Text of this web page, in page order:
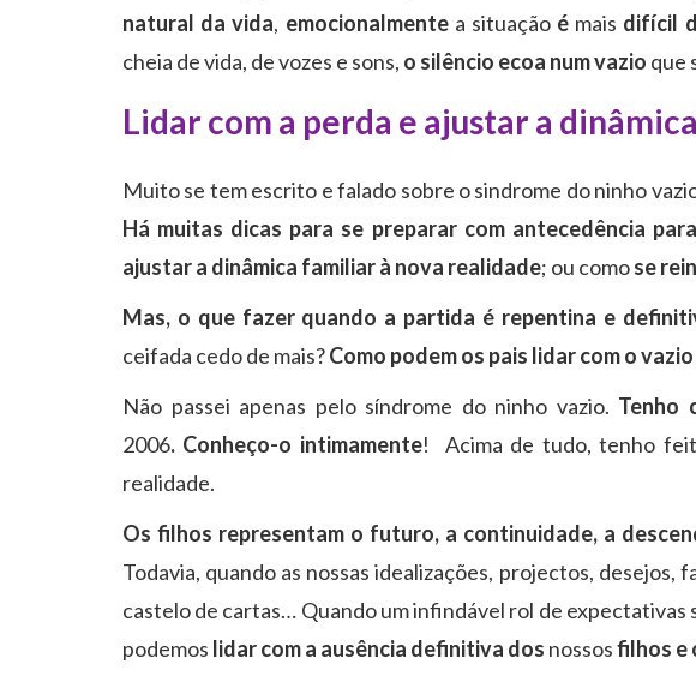
natural da vida, emocionalmentea situaçãoé mais difícil
cheia de vida, de vozes e sons, o silêncio ecoa num vazio que
Lidar com a perda e ajustar a
Muito se tem escrito e falado sobre o sindrome do ninho
Há muitas dicas para se preparar com antecedência
ajustar a dinâmica familiar à nova realidade; ou comose
Mas, o que fazer quando a partida é repentina e
ceifada cedo de mais?Como podem os pais lidar com o
Não passei apenas pelo síndrome do ninho vazio. Tenho
2006. Conheço-o intimamente! Acima de tudo, tenho
realidade.
Os filhos representam o futuro, a continuidade, a
Todavia, quando as nossas idealizações, projectos, desejos,
castelo de cartas… Quando um infindável rol de expectativas
podemos lidar com a ausência definitiva dos nossosfilhos e